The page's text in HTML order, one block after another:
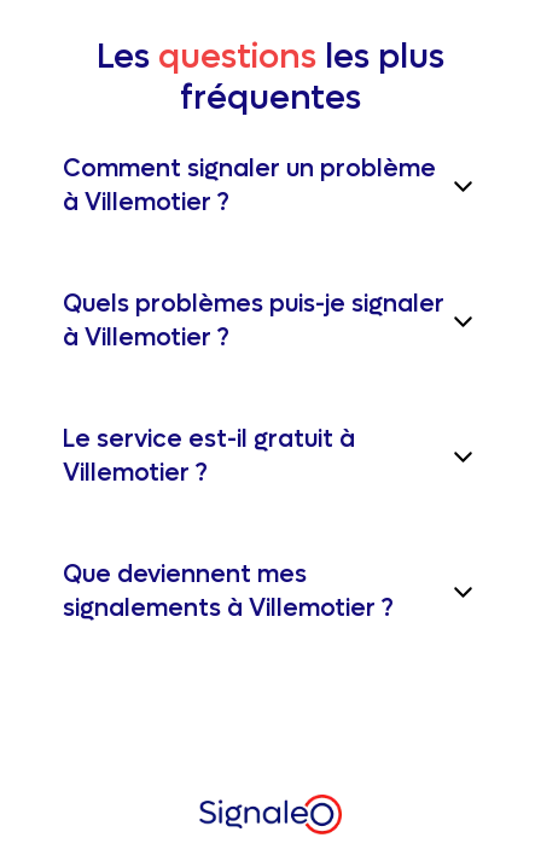
Les questions les plus
fréquentes
Comment signaler un problème
à Villemotier ?
Quels problèmes puis-je signaler
à Villemotier ?
Le service est-il gratuit à
Villemotier ?
Que deviennent mes
signalements à Villemotier ?